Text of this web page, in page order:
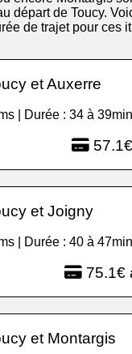
départ de Toucy.
de trajet pour ces
et Auxerre
| Durée : 34 à
et Joigny
| Durée : 40 à
75.1€
et Montargis